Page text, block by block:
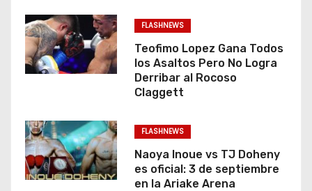
e
n
t
a
d
FLASHNEWS
Teofimo Lopez Gana Todos
los Asaltos Pero No Logra
Derribar al Rocoso
Claggett
FLASHNEWS
Naoya Inoue vs TJ Doheny
es oficial: 3 de septiembre
en la Ariake Arena